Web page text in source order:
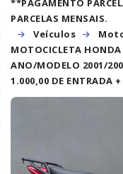
**PAGAMENTO
PARCELAS MENSAIS.
Veículos
MOTOCICLETA
ANO/MODELO 2001/
1.000,00 DE ENTRADA